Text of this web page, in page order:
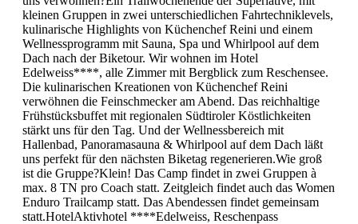
kleinen Gruppen in zwei unterschiedlichen Fahrtechniklevels,
kulinarische Highlights von Küchenchef Reini und einem
Wellnessprogramm mit Sauna, Spa und Whirlpool auf dem
Dach nach der Biketour. Wir wohnen im Hotel
Edelweiss****, alle Zimmer mit Bergblick zum Reschensee.
Die kulinarischen Kreationen von Küchenchef Reini
verwöhnen die Feinschmecker am Abend. Das reichhaltige
Frühstücksbuffet mit regionalen Südtiroler Köstlichkeiten
stärkt uns für den Tag. Und der Wellnessbereich mit
Hallenbad, Panoramasauna & Whirlpool auf dem Dach läßt
uns perfekt für den nächsten Biketag regenerieren.Wie groß
ist die Gruppe?Klein! Das Camp findet in zwei Gruppen à
max. 8 TN pro Coach statt. Zeitgleich findet auch das Women
Enduro Trailcamp statt. Das Abendessen findet gemeinsam
statt.HotelAktivhotel ****Edelweiss, Reschenpass